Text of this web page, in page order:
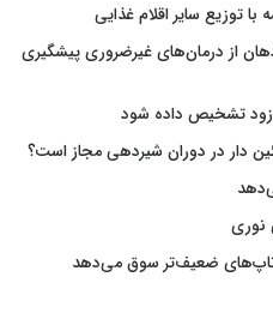
با توزیع سایر اقلام غذایی
از درمان‌های غیرضروری پیشگیری
زود تشخیص داده شود
دار در دوران شیردهی مجاز است؟
نوری
ضعیف‌تر سوق می‌دهد